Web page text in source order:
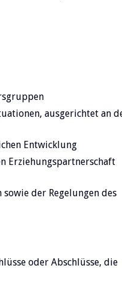
ausgerichtet an
Entwicklung
Erziehungspartnerschaft
der Regelungen des
oder Abschlüsse, die